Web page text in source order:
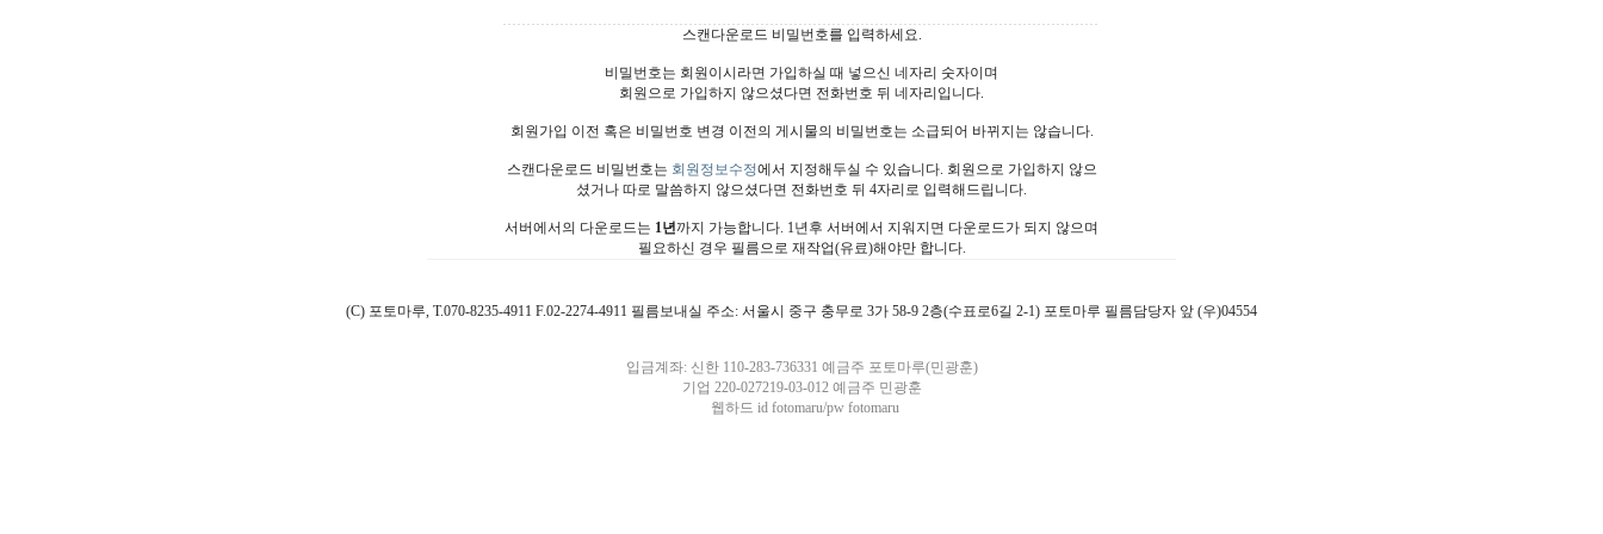
스캔다운로드 비밀번호를 입력하세요.
비밀번호는 회원이시라면 가입하실 때 넣으신 네자리 숫자이며
회원으로 가입하지 않으셨다면 전화번호 뒤 네자리입니다.
회원가입 이전 혹은 비밀번호 변경 이전의 게시물의 비밀번호는 소급되어 바뀌지는 않습니다.
스캔다운로드 비밀번호는 회원정보수정에서 지정해두실 수 있습니다. 회원으로 가입하지 않으
셨거나 따로 말씀하지 않으셨다면 전화번호 뒤 4자리로 입력해드립니다.
서버에서의 다운로드는 1년까지 가능합니다. 1년후 서버에서 지워지면 다운로드가 되지 않으며
필요하신 경우 필름으로 재작업(유료)해야만 합니다.
(C) 포토마루, T.070-8235-4911 F.02-2274-4911 필름보내실 주소: 서울시 중구 충무로 3가 58-9 2층(수표로6길 2-1) 포토마루 필름담당자 앞 (우)04554
입금계좌: 신한 110-283-736331 예금주 포토마루(민광훈)
기업 220-027219-03-012 예금주 민광훈
웹하드 id fotomaru/pw fotomaru